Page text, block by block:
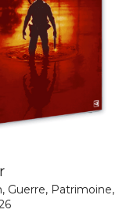
, Guerre, Patrimoine,